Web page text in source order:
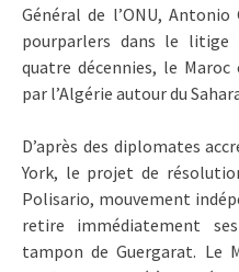
Général de l’ONU,
pourparlers dans le litige
quatre décennies, le
par l’Algérie autour du
D’après des diplomates
York, le projet de
Polisario, mouvement
retire immédiatement
tampon de Guergarat. Le